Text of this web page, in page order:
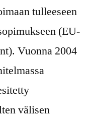
tulleeseen
(EU-
Vuonna 2004
välisen